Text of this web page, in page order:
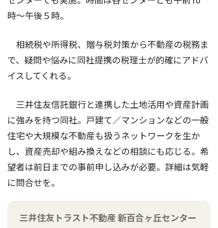
時〜午後５時。
相続税や所得税、贈与税対策から不動産の税務ま
で、疑問や悩みに同社提携の税理士が的確にアドバ
イスしてくれる。
三井住友信託銀行と連携した土地活用や資産計画
に強みを持つ同社。戸建て／マンションなどの一般
住宅や大規模な不動産も扱うネットワークを生か
し、資産売却や組み換えなどの相談にも応じる。希
望者は前日までの事前申し込みが必要。詳細は気軽
に問合せを。
三井住友トラスト不動産 新百合ヶ丘センター